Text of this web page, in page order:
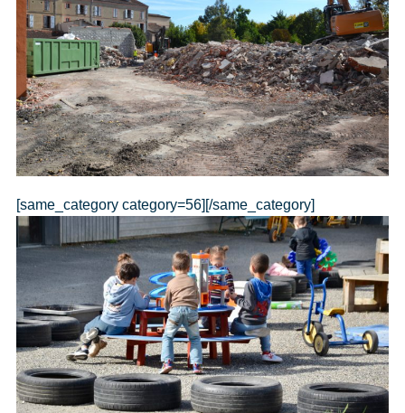
[same_category category=56][/same_category]